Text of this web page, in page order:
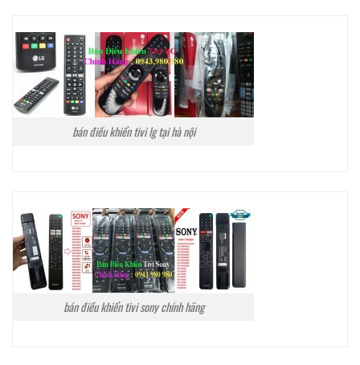
bán điều khiển tivi lg tại hà nội
bán điều khiển tivi sony chính hãng